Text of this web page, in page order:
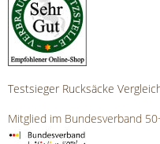
Testsieger Rucksäcke
Mitglied im Bundesverband